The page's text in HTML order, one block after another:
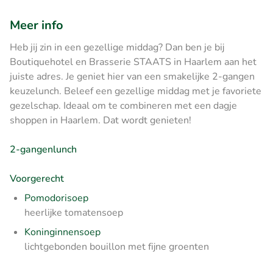
Meer info
Heb jij zin in een gezellige middag? Dan ben je bij
Boutiquehotel en Brasserie STAATS in Haarlem aan het
juiste adres. Je geniet hier van een smakelijke 2-gangen
keuzelunch. Beleef een gezellige middag met je favoriete
gezelschap. Ideaal om te combineren met een dagje
shoppen in Haarlem. Dat wordt genieten!
2-gangenlunch
Voorgerecht
Pomodorisoep
heerlijke tomatensoep
Koninginnensoep
lichtgebonden bouillon met fijne groenten